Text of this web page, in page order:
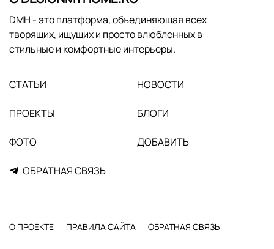
DMH - это платформа, объединяющая всех
творящих, ищущих и просто влюбленных в
стильные и комфортные интерьеры.
СТАТЬИ НОВОСТИ
ПРОЕКТЫ БЛОГИ
ФОТО ДОБАВИТЬ
ОБРАТНАЯ СВЯЗЬ
О ПРОЕКТЕ ПРАВИЛА САЙТА ОБРАТНАЯ СВЯЗЬ